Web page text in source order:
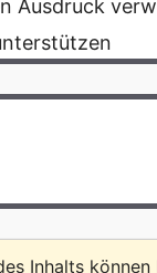
Ausdruck
Inhalts